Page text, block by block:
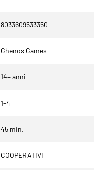
8033609533350
Ghenos Games
14+ anni
1-4
45 min.
COOPERATIVI